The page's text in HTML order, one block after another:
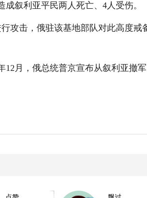
叙利亚平民两人死亡、4人受伤。
击，俄驻该基地部队对此高度戒
月，俄总统普京宣布从叙利亚撤